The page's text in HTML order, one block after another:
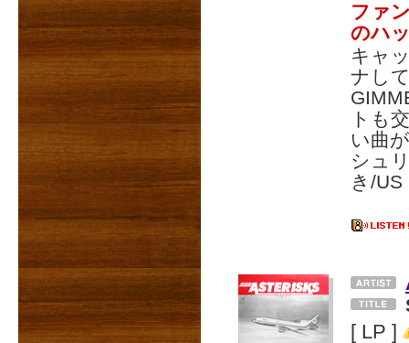
ファ
のハ
キャ
ナし
トも
い曲
シュ
き/US
[ LP ]